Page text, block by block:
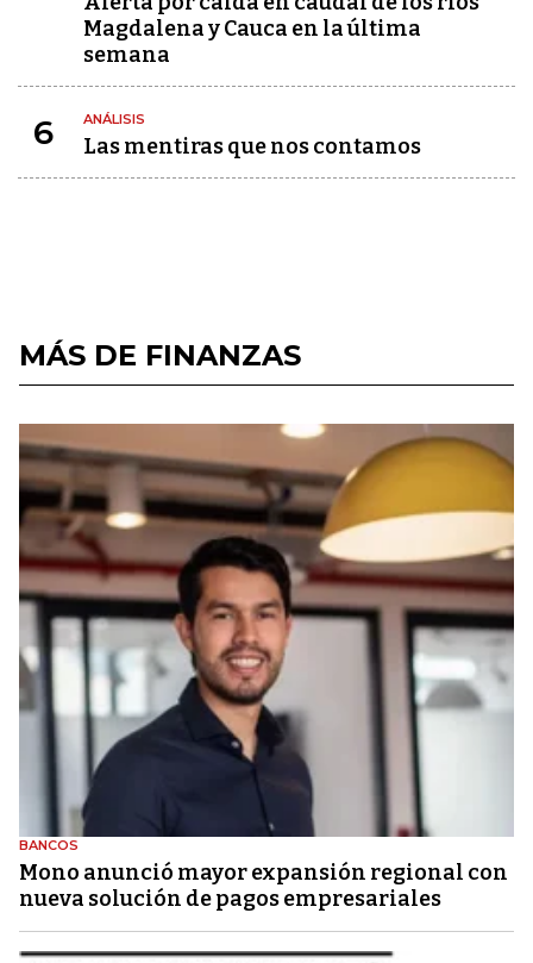
Magdalena y Cauca en la última
semana
6 ANÁLISIS
Las mentiras que nos contamos
MÁS DE FINANZAS
BANCOS
Mono anunció mayor expansión regional con
nueva solución de pagos empresariales